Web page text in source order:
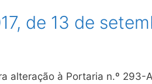
de 13 de
alteração à Portaria n.º 293-